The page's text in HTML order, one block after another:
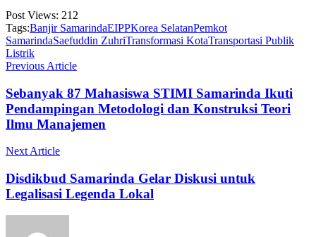
Post Views: 212
Tags:Banjir SamarindaEIPPKorea SelatanPemkot
SamarindaSaefuddin ZuhriTransformasi KotaTransportasi Publik
Listrik
Previous Article
Sebanyak 87 Mahasiswa STIMI Samarinda Ikuti
Pendampingan Metodologi dan Konstruksi Teori
Ilmu Manajemen
Next Article
Disdikbud Samarinda Gelar Diskusi untuk
Legalisasi Legenda Lokal